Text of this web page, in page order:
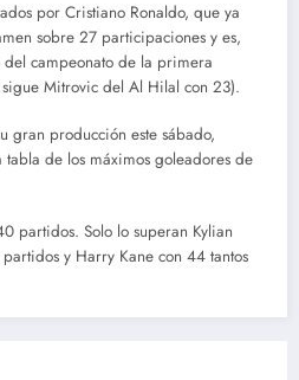
por Cristiano Ronaldo, que ya
sobre 27 participaciones y es,
campeonato de la primera
Mitrovic del Al Hilal con 23).
gran producción este sábado,
tabla de los máximos goleadores de
partidos. Solo lo superan Kylian
y Harry Kane con 44 tantos